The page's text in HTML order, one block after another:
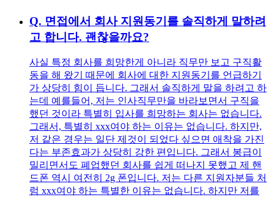
Q. 면접에서 회사 지원동기를 솔직하게 말하려
고 합니다. 괜찮을까요?
사실 특정 회사를 희망한게 아니라 직무만 보고 구직활
동을 해 왔기 때문에 회사에 대한 지원동기를 언급하기
가 상당히 힘이 듭니다. 그래서 솔직하게 말을 하려고 하
는데 예를들어, 저는 인사직무만을 바라보면서 구직을
했던 것이라 특별히 입사를 희망하는 회사는 없습니다.
그래서, 특별히 xxx여야 하는 이유는 없습니다. 하지만,
저 같은 경우는 일단 제것이 되었다 싶으면 애착을 가진
다는 부존효과가 상당히 강한 편입니다. 그래서 봉급이
밀리면서도 폐업했던 회사를 쉽게 떠나지 못했고 제 핸
드폰 역시 여전히 2g 폰입니다. 저는 다른 지원자분들 처
럼 xxx여야 하는 특별한 이유는 없습니다. 하지만 저를